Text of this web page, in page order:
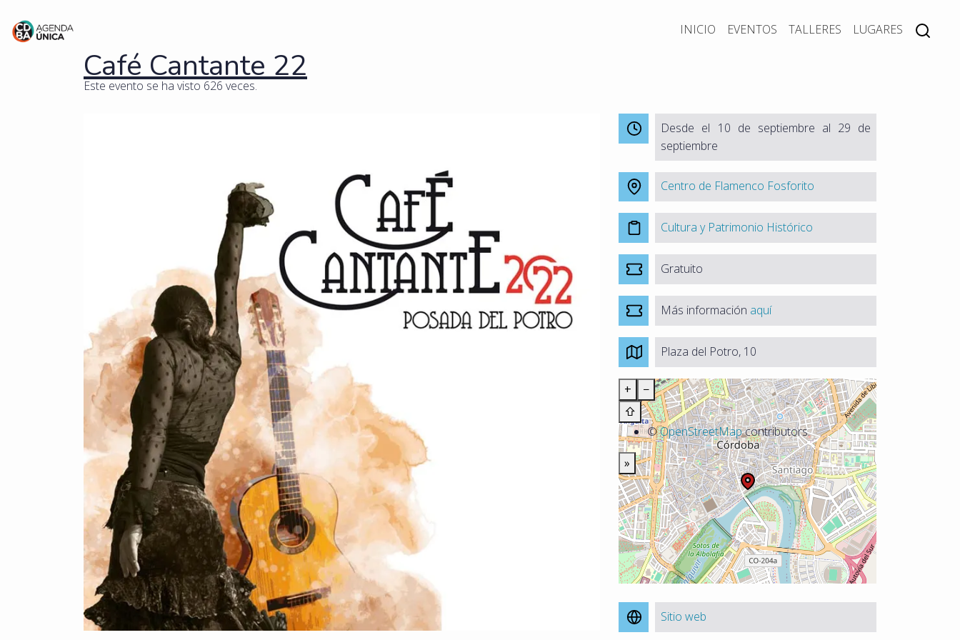
INICIO EVENTOS TALLERES LUGARES
Café Cantante 22
Este evento se ha visto 626 veces.
Desde el 10 de septiembre al 29 de
septiembre
Centro de Flamenco Fosforito
Cultura y Patrimonio Histórico
Gratuito
Más información aquí
Plaza del Potro, 10
+
−
⇧
©OpenStreetMapcontributors.
»
Sitio web